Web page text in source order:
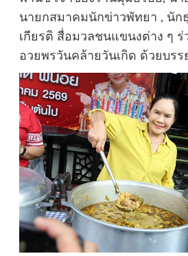
นายกสมาคมนักข่าวพัทยา , นัก
เกียรติ สื่อมวลชนแขนงต่าง ๆ ร่
อวยพรวันคล้ายวันเกิด ด้วยบรร